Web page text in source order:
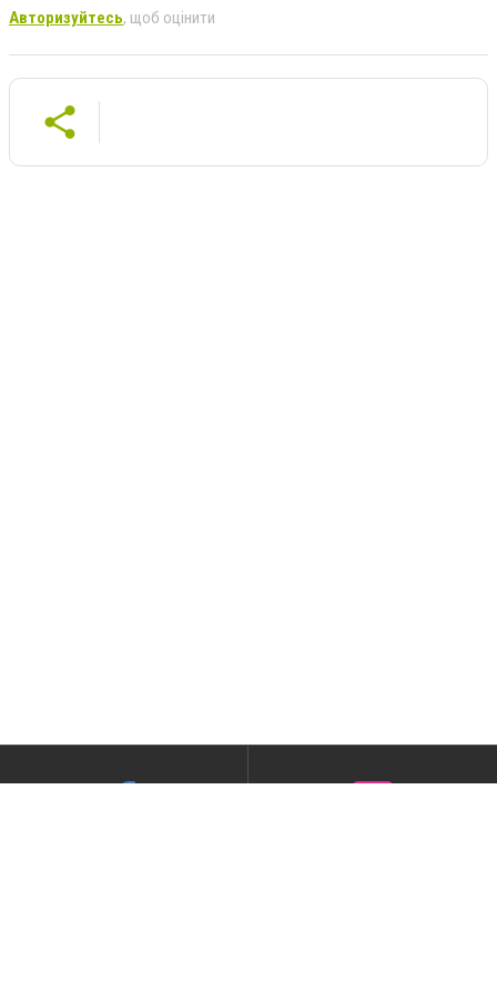
Авторизуйтесь, щоб оцінити